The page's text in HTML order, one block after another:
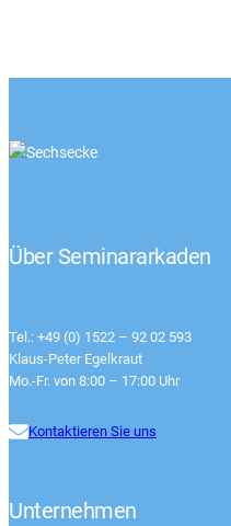
Über Seminararkaden
Tel.: +49 (0) 1522 – 92 02 593
Klaus-Peter Egelkraut
Mo.-Fr. von 8:00 – 17:00 Uhr
Kontaktieren Sie uns
Unternehmen